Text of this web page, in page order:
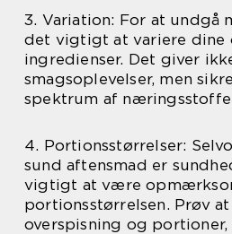
3. Variation: For at undgå
det vigtigt at variere dine
ingredienser. Det giver
smagsoplevelser, men
spektrum af
4. Portionsstørrelser:
sund aftensmad er
vigtigt at være
portionsstørrelsen. Prøv
overspisning og